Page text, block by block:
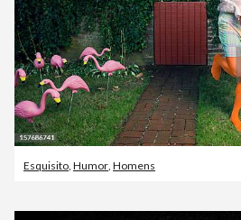
Esquisito, Humor, Homens